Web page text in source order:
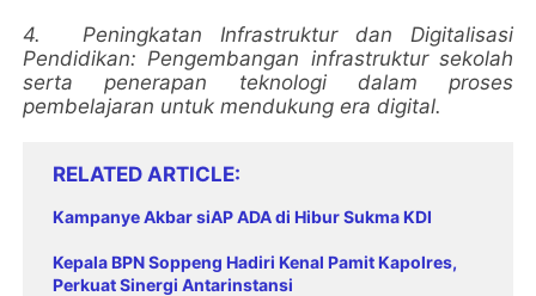
4.
Peningkatan Infrastruktur dan Digitalisasi
Pendidikan: Pengembangan infrastruktur sekolah
serta penerapan teknologi dalam proses
pembelajaran untuk mendukung era digital.
RELATED ARTICLE
Kampanye Akbar siAP ADA di Hibur Sukma KDI
Kepala BPN Soppeng Hadiri Kenal Pamit Kapolres,
Perkuat Sinergi Antarinstansi